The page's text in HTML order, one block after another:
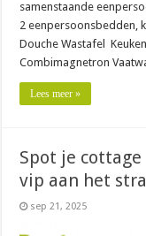
samenstaande
2 eenpersoonsbedden,
Douche Wastafel
Combimagnetron
Lees meer »
Spot je
vip aan het
sep 21, 2025